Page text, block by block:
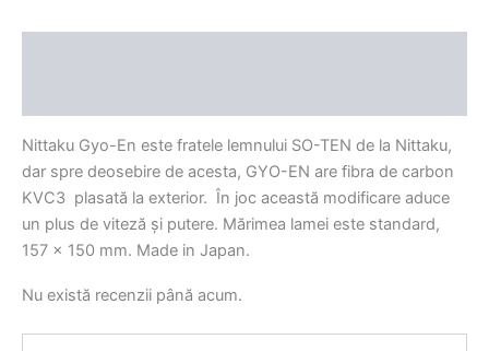
Nittaku Gyo-En este fratele lemnului SO-TEN de la Nittaku,
dar spre deosebire de acesta, GYO-EN are fibra de carbon
KVC3 plasată la exterior. În joc această modificare aduce
un plus de viteză și putere. Mărimea lamei este standard,
157 x 150 mm. Made in Japan.
Nu există recenzii până acum.